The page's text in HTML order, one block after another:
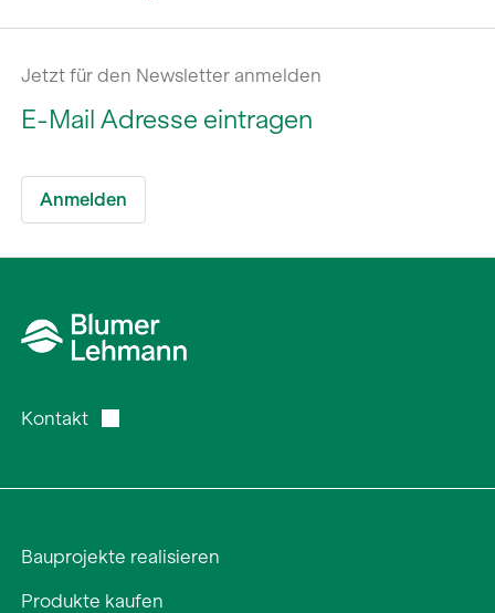
Jetzt für den Newsletter anmelden
Kontakt
Bauprojekte realisieren
Produkte kaufen